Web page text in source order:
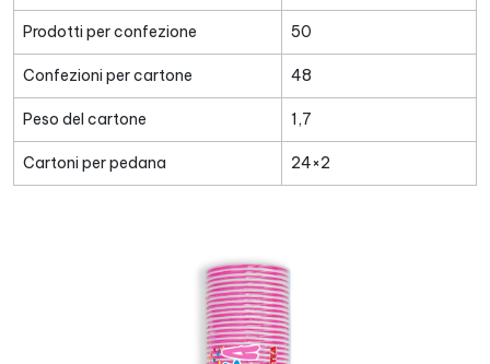
Prodotti per confezione 50
Confezioni per cartone 48
Peso del cartone 1,7
Cartoni per pedana 24×2